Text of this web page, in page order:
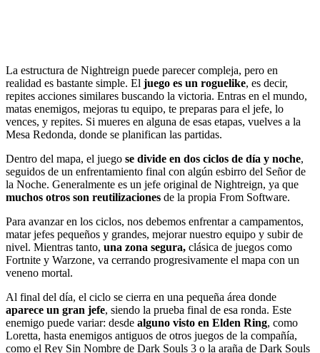
La estructura de Nightreign puede parecer compleja, pero en
realidad es bastante simple. El juego es un roguelike, es decir,
repites acciones similares buscando la victoria. Entras en el mundo,
matas enemigos, mejoras tu equipo, te preparas para el jefe, lo
vences, y repites. Si mueres en alguna de esas etapas, vuelves a la
Mesa Redonda, donde se planifican las partidas.
Dentro del mapa, el juego se divide en dos ciclos de día y noche,
seguidos de un enfrentamiento final con algún esbirro del Señor de
la Noche. Generalmente es un jefe original de Nightreign, ya que
muchos otros son reutilizaciones de la propia From Software.
Para avanzar en los ciclos, nos debemos enfrentar a campamentos,
matar jefes pequeños y grandes, mejorar nuestro equipo y subir de
nivel. Mientras tanto, una zona segura, clásica de juegos como
Fortnite y Warzone, va cerrando progresivamente el mapa con un
veneno mortal.
Al final del día, el ciclo se cierra en una pequeña área donde
aparece un gran jefe, siendo la prueba final de esa ronda. Este
enemigo puede variar: desde alguno visto en Elden Ring, como
Loretta, hasta enemigos antiguos de otros juegos de la compañía,
como el Rey Sin Nombre de Dark Souls 3 o la araña de Dark Souls